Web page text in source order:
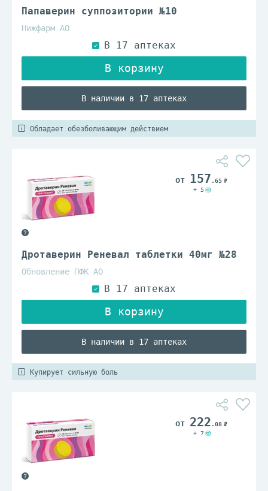
Папаверин суппозитории №10
Нижфарм АО
В наличии в 17 аптеках
Обладает обезболивающим действием
Дротаверин Реневал таблетки 40мг №28
Обновление ПФК АО
В наличии в 17 аптеках
157 .65
+ 5
Купирует сильную боль
222 .08
+ 7